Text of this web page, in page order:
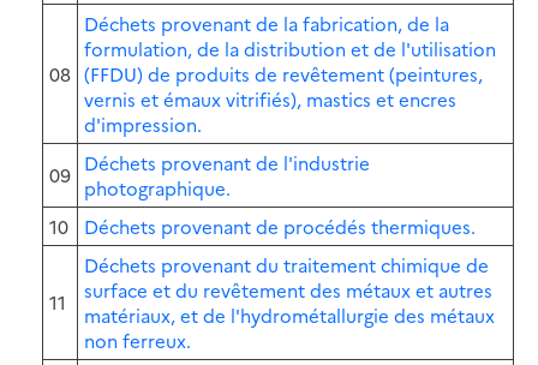
08
Déchets provenant de la fabrication, de la
formulation, de la distribution et de l'utilisation
(FFDU) de produits de revêtement (peintures,
vernis et émaux vitrifiés), mastics et encres
d'impression.
09 Déchets provenant de l'industrie
photographique.
10
Déchets provenant de procédés thermiques.
11
Déchets provenant du traitement chimique de
surface et du revêtement des métaux et autres
matériaux, et de l'hydrométallurgie des métaux
non ferreux.